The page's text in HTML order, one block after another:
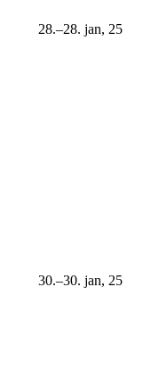
28.–28. jan, 25
30.–30. jan, 25